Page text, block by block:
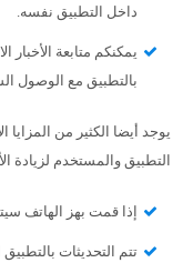
داخل التطبيق نفسه.
يمكنكم متابعة الأخبار
بالتطبيق مع الوصول
يوجد أيضا الكثير من
التطبيق والمستخدم لزيادة
إذا قمت بهز الهاتف
تتم التحديثات